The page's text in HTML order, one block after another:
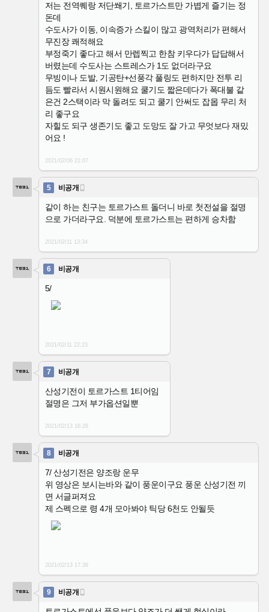
저는 전역퀘랑 저단쐐기, 토르가스트만 가볍게 즐기는 정
돈데
수도사가 이동, 이속증가 스킬이 많고 광역처리가 편해서
무진장 쾌적해요
부정죽기 좋다고 해서 만렙찍고 한참 키우다가 답답해서
버렸는데 수도사는 스트레스가 1도 없더라구요
무빙이나 도발, 기공탄+선풍각 풀링도 편하지만 전투 리
듬도 빨라서 시원시원해요 쿨기도 짧은데다가 폭대불 같
은건 2스택이라 막 돌려도 되고 쿨기 안써도 잡몹 무리 처
리 좋구요
자힐도 되구 생존기도 좋고 도망도 잘 가고 무엇보다 재밌
어요 !
2021/02/0621:07
5 비공개 
같이 하는 친구는 토르가스트 돌더니 바로 첫전설을 절명
으로 가더라구요. 덕분에 토르가스트는 편하게 승차함
2021/02/11 13:34
6 비공개
5/
2021/02/11 22:23
7 비공개
산성기전이 토르가스트 1티어임
절명은 그저 부가옵션일뿐
2021/02/13 16:26
8 비공개
7/ 산성기전은 양조랑 운무
위 영상은 보시는바와 같이 풍운이구요 풍운 산성기전 끼
면 서글퍼져요
제 스펙으로 령 4개 모아봐야 틱당 6천도 안될듯
2021/02/13 17:38
9 비공개 